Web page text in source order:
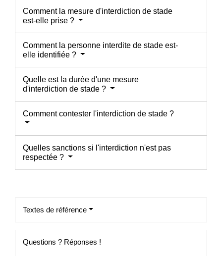
Comment la mesure d'interdiction de stade
est-elle prise ?
Comment la personne interdite de stade est-
elle identifiée ?
Quelle est la durée d'une mesure
d'interdiction de stade ?
Comment contester l'interdiction de stade ?
Quelles sanctions si l'interdiction n'est pas
respectée ?
Textes de référence
Questions ? Réponses !